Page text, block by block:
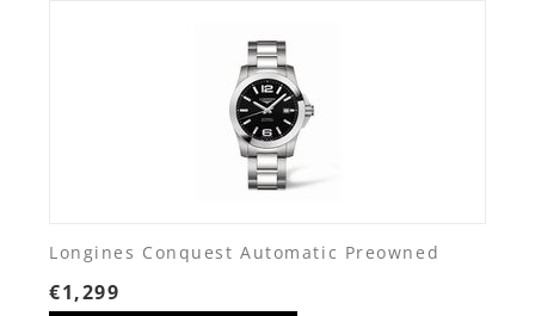
Longines Conquest Automatic Preowned
€1,299